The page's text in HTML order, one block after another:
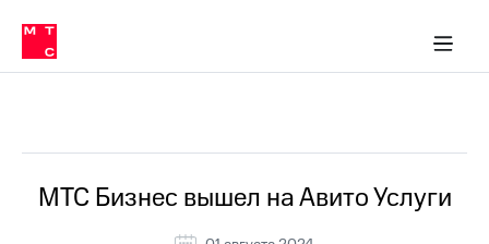
Медиа-центр
и акционерам
Устойчивое развитие
Комплаенс и деловая этика
компании
Карьера
История
в МТС
Пресс-
релизы
МТС Бизнес вышел на Авито Услуги